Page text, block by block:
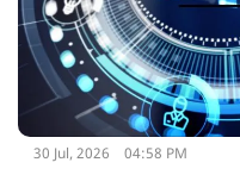
30 Jul, 2026 04:58 PM